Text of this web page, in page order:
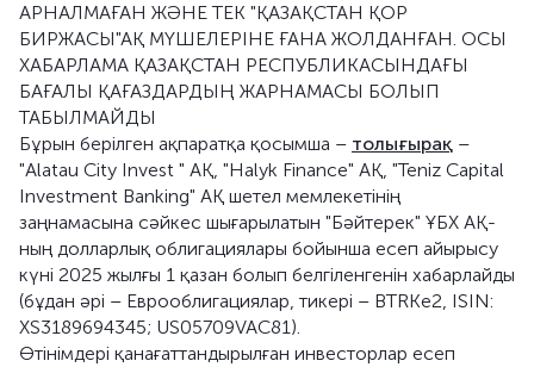
АРНАЛМАҒАН ЖӘНЕ ТЕК "ҚАЗАҚСТАН ҚОР
БИРЖАСЫ"АҚ МҮШЕЛЕРІНЕ ҒАНА ЖОЛДАНҒАН. ОСЫ
ХАБАРЛАМА ҚАЗАҚСТАН РЕСПУБЛИКАСЫНДАҒЫ
БАҒАЛЫ ҚАҒАЗДАРДЫҢ ЖАРНАМАСЫ БОЛЫП
ТАБЫЛМАЙДЫ
Бұрын берілген ақпаратқа қосымша – толығырақ –
"Alatau City Invest " АҚ, "Halyk Finance" АҚ, "Teniz Capital
Investment Banking" АҚ шетел мемлекетінің
заңнамасына сәйкес шығарылатын "Бәйтерек" ҰБХ АҚ-
ның долларлық облигациялары бойынша есеп айырысу
күні 2025 жылғы 1 қазан болып белгіленгенін хабарлайды
(бұдан әрі – Еврооблигациялар, тикері – BTRKe2, ISIN:
XS3189694345; US05709VAC81).
Өтінімдері қанағаттандырылған инвесторлар есеп